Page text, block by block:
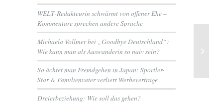
WELT-Redakteurin schwärmt von offener Ehe –
Kommentare sprechen andere Sprache
Michaela Vollmer bei „Goodbye Deutschland“:
Wie kann man als Auswanderin so naiv sein?
So ächtet man Fremdgehen in Japan: Sportler-
Star & Familienvater verliert Werbeverträge
Dreierbeziehung: Wie soll das gehen?